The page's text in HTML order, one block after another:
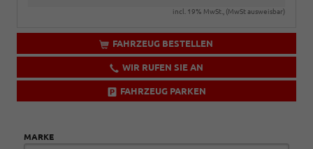
incl. 19% MwSt., (MwSt ausweisbar)
FAHRZEUG BESTELLEN
WIR RUFEN SIE AN
FAHRZEUG PARKEN
MARKE